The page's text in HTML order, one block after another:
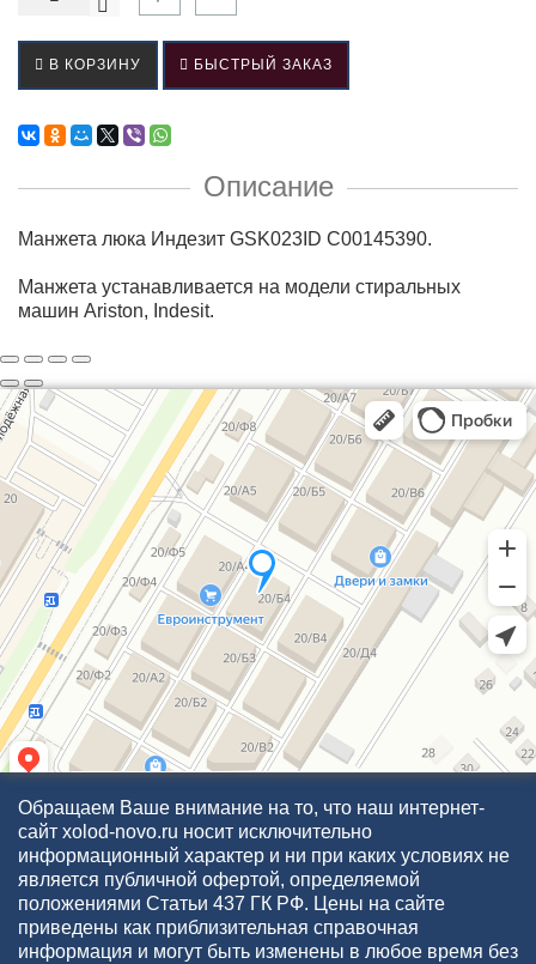
В КОРЗИНУ БЫСТРЫЙ ЗАКАЗ
Описание
Манжета люка Индезит GSK023ID С00145390.
Манжета устанавливается на модели стиральных
машин Ariston, Indesit.
Обращаем Ваше внимание на то, что наш интернет-
сайт xolod-novo.ru носит исключительно
информационный характер и ни при каких условиях не
является публичной офертой, определяемой
положениями Статьи 437 ГК РФ. Цены на сайте
приведены как приблизительная справочная
информация и могут быть изменены в любое время без